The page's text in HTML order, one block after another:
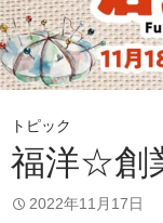
トピック
福洋☆創
2022年11月17日